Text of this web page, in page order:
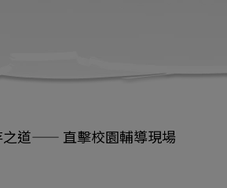
之道—— 直擊校園輔導現場